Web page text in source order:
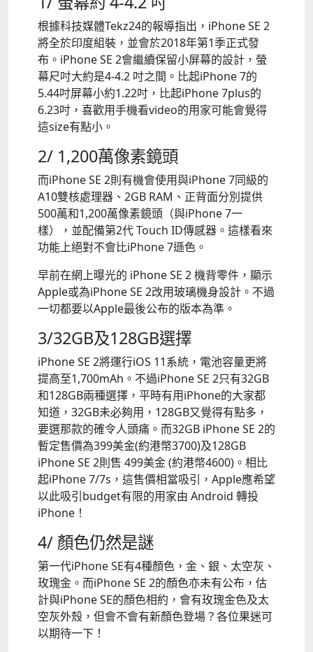
根據科技媒體Tekz24的報導指出，iPhone SE 2
將全於印度組裝，並會於2018年第1季正式發
布。iPhone SE 2會繼續保留小屏幕的設計，螢
幕尺吋大約是4-4.2 吋之間。比起iPhone 7的
5.44吋屏幕小約1.22吋，比起iPhone 7plus的
6.23吋，喜歡用手機看video的用家可能會覺得
這size有點小。
2/ 1,200萬像素鏡頭
而iPhone SE 2則有機會使用與iPhone 7同級的
A10雙核處理器、2GB RAM、正背面分別提供
500萬和1,200萬像素鏡頭（與iPhone 7一
樣），並配備第2代 Touch ID傳感器。這樣看來
功能上絕對不會比iPhone 7遜色。
早前在網上曝光的 iPhone SE 2 機背零件，顯示
Apple或為iPhone SE 2改用玻璃機身設計。不過
一切都要以Apple最後公布的版本為準。
3/32GB及128GB選擇
iPhone SE 2將運行iOS 11系統，電池容量更將
提高至1,700mAh。不過iPhone SE 2只有32GB
和128GB兩種選擇，平時有用iPhone的大家都
知道，32GB未必夠用，128GB又覺得有點多，
要選那款的確令人頭痛。而32GB iPhone SE 2的
暫定售價為399美金(約港幣3700)及128GB
iPhone SE 2則售 499美金 (約港幣4600)。相比
起iPhone 7/7s，這售價相當吸引，Apple應希望
以此吸引budget有限的用家由 Android 轉投
iPhone！
4/ 顏色仍然是謎
第一代iPhone SE有4種顏色，金、銀、太空灰、
玫瑰金。而iPhone SE 2的顏色亦未有公布，估
計與iPhone SE的顏色相約，會有玫瑰金色及太
空灰外殼，但會不會有新顏色登場？各位果迷可
以期待一下！